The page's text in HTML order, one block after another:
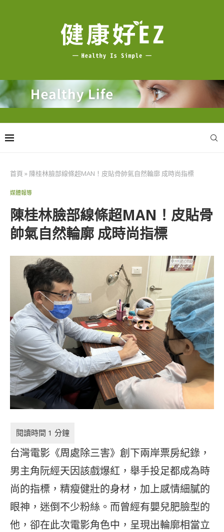
首頁 » 陳桂林臉部線條超MAN！皮貼骨帥氣自然輪廓 成時尚指標
媒體報導
陳桂林臉部線條超MAN！皮貼骨
帥氣自然輪廓 成時尚指標
台灣電影《周處除三害》創下兩岸票房紀錄，
男主角阮經天因該戲爆紅，舉手投足都成為時
尚的指標，精瘦健壯的身材，加上感情細膩的
眼神，迷倒不少粉絲。而曾經有嬰兒肥臉型的
他，卻在此次電影角色中，呈現出輪廓相當立